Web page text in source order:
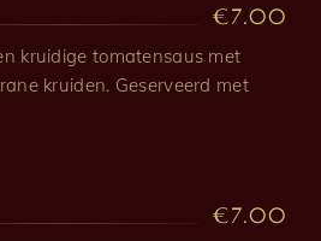
€7.00
kruidige tomatensaus met
kruiden. Geserveerd met
€7.00